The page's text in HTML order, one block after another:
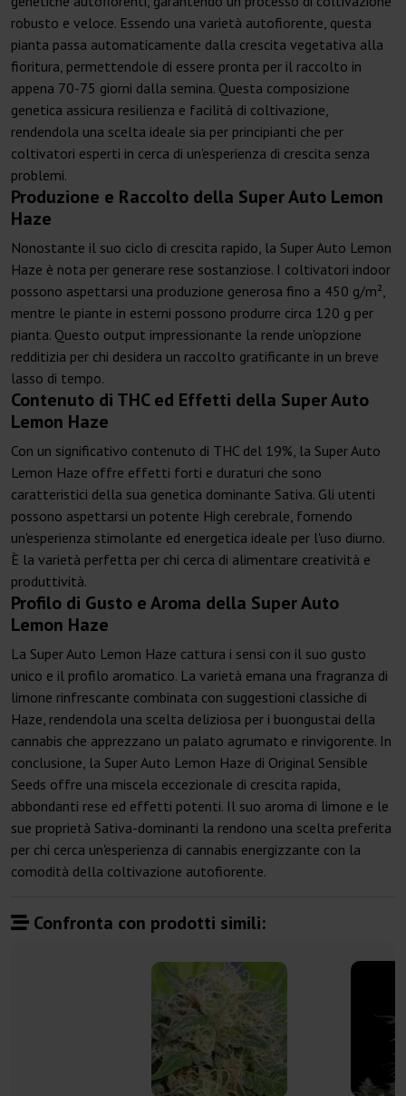
robusto e veloce. Essendo una varietà autofiorente, questa
pianta passa automaticamente dalla crescita vegetativa alla
fioritura, permettendole di essere pronta per il raccolto in
appena 70-75 giorni dalla semina. Questa composizione
genetica assicura resilienza e facilità di coltivazione,
rendendola una scelta ideale sia per principianti che per
coltivatori esperti in cerca di un'esperienza di crescita senza
problemi.
Produzione e Raccolto della Super Auto Lemon
Haze
Nonostante il suo ciclo di crescita rapido, la Super Auto Lemon
Haze è nota per generare rese sostanziose. I coltivatori indoor
possono aspettarsi una produzione generosa fino a 450 g/m²,
mentre le piante in esterni possono produrre circa 120 g per
pianta. Questo output impressionante la rende un'opzione
redditizia per chi desidera un raccolto gratificante in un breve
lasso di tempo.
Contenuto di THC ed Effetti della Super Auto
Lemon Haze
Con un significativo contenuto di THC del 19%, la Super Auto
Lemon Haze offre effetti forti e duraturi che sono
caratteristici della sua genetica dominante Sativa. Gli utenti
possono aspettarsi un potente High cerebrale, fornendo
un'esperienza stimolante ed energetica ideale per l'uso diurno.
È la varietà perfetta per chi cerca di alimentare creatività e
produttività.
Profilo di Gusto e Aroma della Super Auto
Lemon Haze
La Super Auto Lemon Haze cattura i sensi con il suo gusto
unico e il profilo aromatico. La varietà emana una fragranza di
limone rinfrescante combinata con suggestioni classiche di
Haze, rendendola una scelta deliziosa per i buongustai della
cannabis che apprezzano un palato agrumato e rinvigorente. In
conclusione, la Super Auto Lemon Haze di Original Sensible
Seeds offre una miscela eccezionale di crescita rapida,
abbondanti rese ed effetti potenti. Il suo aroma di limone e le
sue proprietà Sativa-dominanti la rendono una scelta preferita
per chi cerca un'esperienza di cannabis energizzante con la
comodità della coltivazione autofiorente.
Confronta con prodotti simili: